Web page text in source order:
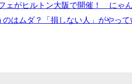
ェがヒルトン大阪で開催！ にゃ
はムダ？「損しない人」がやって